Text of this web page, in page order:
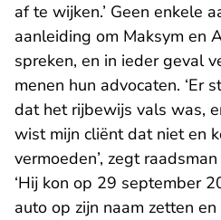
af te wijken.’ Geen enkele
aanleiding om Maksym en
spreken, en in ieder geval
menen hun advocaten. ‘Er
dat het rijbewijs vals was,
wist mijn cliënt dat niet en
vermoeden’, zegt
‘Hij kon op 29 september
auto op zijn naam zetten